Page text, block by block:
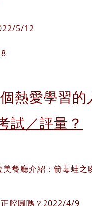
5/12
熱愛學習
試／評量？
美餐廳介紹：箭毒蛙
腔圓嗎？2022/4/9